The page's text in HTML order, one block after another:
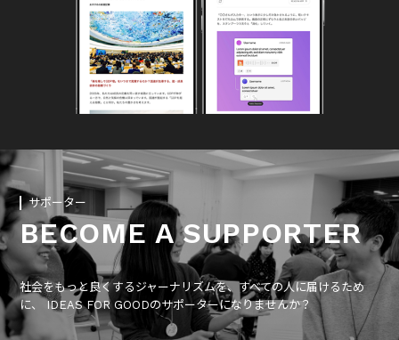
サポーター
BECOME A SUPPORTER
社会をもっと良くするジャーナリズムを、すべての人に届けるため
に、 IDEAS FOR GOODのサポーターになりませんか？